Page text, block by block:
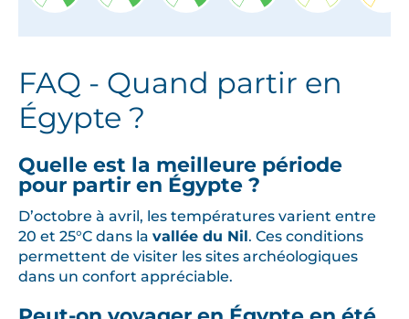
FAQ - Quand partir en
Égypte ?
Quelle est la meilleure période
pour partir en Égypte ?
D’octobre à avril, les températures varient entre
20 et 25°C dans la vallée du Nil. Ces conditions
permettent de visiter les sites archéologiques
dans un confort appréciable.